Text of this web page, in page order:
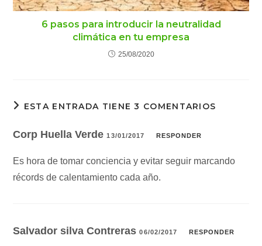
6 pasos para introducir la neutralidad
climática en tu empresa
25/08/2020
ESTA ENTRADA TIENE 3 COMENTARIOS
Corp Huella Verde13/01/2017 RESPONDER
Es hora de tomar conciencia y evitar seguir marcando
récords de calentamiento cada año.
Salvador silva Contreras06/02/2017 RESPONDER